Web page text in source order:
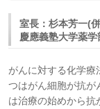
室長：杉本芳一(
慶應義塾大学薬
がんに対する化学療
つはがん細胞が抗が
は治療の始めから抗